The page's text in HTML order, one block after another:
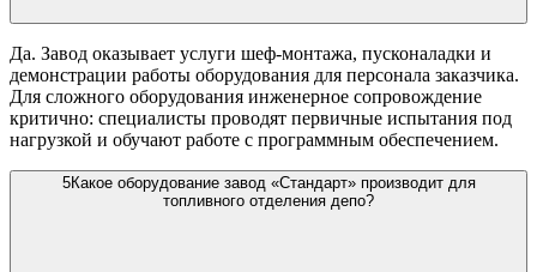
Да. Завод оказывает услуги шеф-монтажа, пусконаладки и
демонстрации работы оборудования для персонала заказчика.
Для сложного оборудования инженерное сопровождение
критично: специалисты проводят первичные испытания под
нагрузкой и обучают работе с программным обеспечением.
5Какое оборудование завод «Стандарт» производит для
топливного отделения депо?